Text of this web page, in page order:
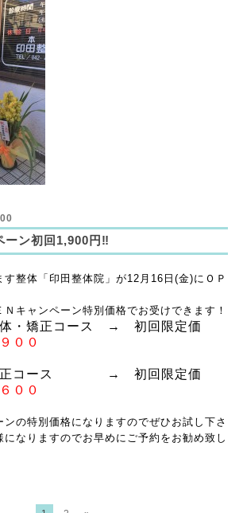
ーン初回1,900円‼
す整体「印田整体院」が12月16日(金)にＯＰ
キャンペーン特別価格でお受けできます！
体・矯正コース → 初回限定価
００
矯正コース → 初回限定価
００
ンの特別価格になりますのでぜひお試し下さ
になりますのでお早めにご予約をお勧め致し